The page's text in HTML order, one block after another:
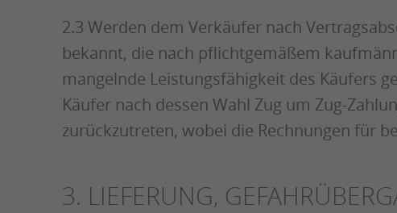
2.3 Werden dem Verkäufer nach
bekannt, die nach pflichtgemäßem
mangelnde Leistungsfähigkeit des Käufers
Käufer nach dessen Wahl Zug um Zug-
zurückzutreten, wobei die Rechnungen für
3. LIEFERUNG,